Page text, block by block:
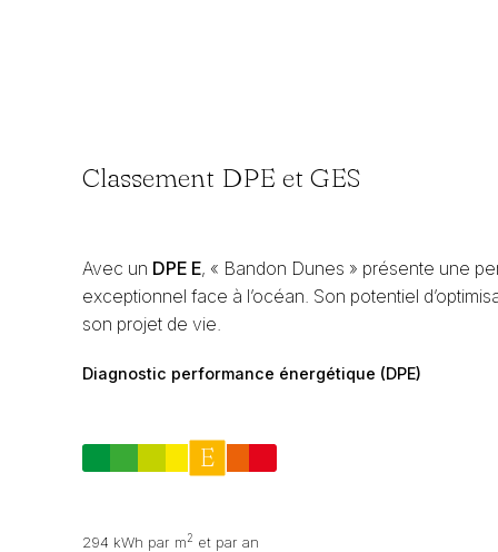
Classement DPE et GES
Avec un DPE E, « Bandon Dunes » présente une
exceptionnel face à l’océan. Son potentiel
son projet de vie.
Diagnostic performance énergétique (DPE)
294 kWh par m2 et par an